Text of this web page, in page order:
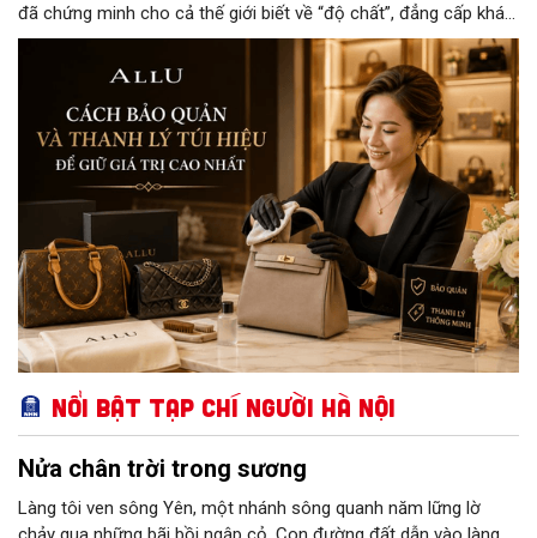
đã chứng minh cho cả thế giới biết về “độ chất”, đẳng cấp khác
biệt và gu thẩm mỹ tinh tế của người chủ sở hữu. Nếu bạn
muốn giữ những chiếc túi này mới nguyên như vừa bóc tem hay
đôi khi cần thanh lý cho các cửa hàng với giá cao thì đừng bỏ
qua cách bảo quản chính xác nhất dưới đây nhé.
Nổi bật Tạp chí Người Hà Nội
Nửa chân trời trong sương
Làng tôi ven sông Yên, một nhánh sông quanh năm lững lờ